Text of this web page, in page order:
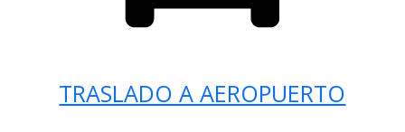
TRASLADO A AEROPUERTO